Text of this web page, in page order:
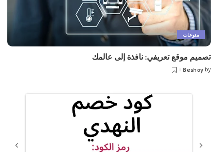
منوعات
تصميم موقع تعريفي: نافذة إلى عالمك
by
Beshoy